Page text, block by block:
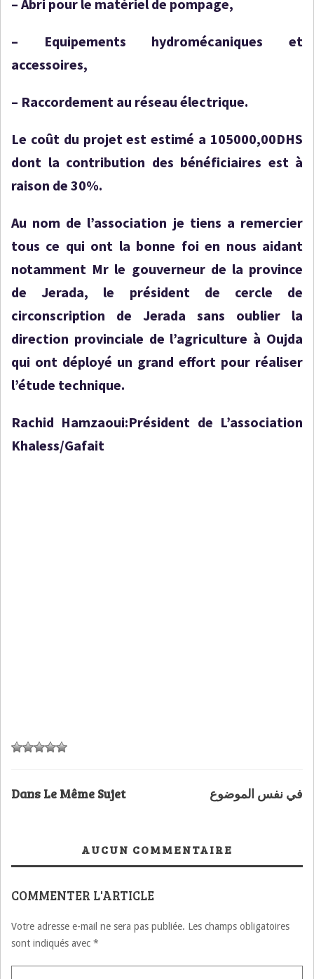
– Abri pour le matériel de pompage,
–
Equipements hydromécaniques et
accessoires,
– Raccordement au réseau électrique.
Le coût du projet est estimé a 105000,00DHS
dont la contribution des bénéficiaires est à
raison de 30%.
Au nom de l’association je tiens a remercier
tous ce qui ont la bonne foi en nous aidant
notamment Mr le gouverneur de la province
de Jerada, le président de cercle de
circonscription de Jerada sans oublier la
direction provinciale de l’agriculture à Oujda
qui ont déployé un grand effort pour réaliser
l’étude technique.
Rachid Hamzaoui:Président de L’association
Khaless/Gafait
Dans Le Même Sujet في نفس الموضوع
AUCUN COMMENTAIRE
COMMENTER L'ARTICLE
Votre adresse e-mail ne sera pas publiée. Les champs obligatoires
sont indiqués avec *